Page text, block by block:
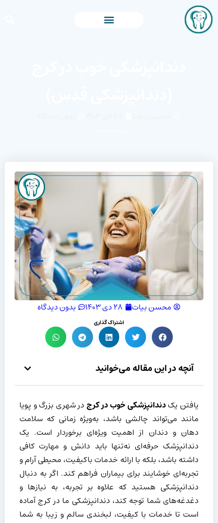
محسن بیات ۲۸ دی ۱۴۰۳ بدون دیدگاه
اشتراک گذاری
آنچه در این مقاله می‌خوانید
یافتن یکدندانپزشکی خوب در کرج در شهری بزرگ و پویا
مانند می‌تواند چالشی باشد، به‌ویژه زمانی که سلامت
دهان و دندان از اهمیت ویژه‌ای برخوردار است. یک
دندانپزشک حرفه‌ای نه‌تنها باید دانش و مهارت کافی
داشته باشد، بلکه با ارائه خدمات باکیفیت، محیطی آرام و
تجربه‌ای خوشایند برای بیماران فراهم کند. اگر به دنبال
دندانپزشکی هستید که علاوه بر تجربه، به نیازها و
دغدغه‌های شما توجه کند، دندانپزشکی ما در کرج آماده
است تا خدمات با کیفیت، لبخندی سالم و زیبا به شما